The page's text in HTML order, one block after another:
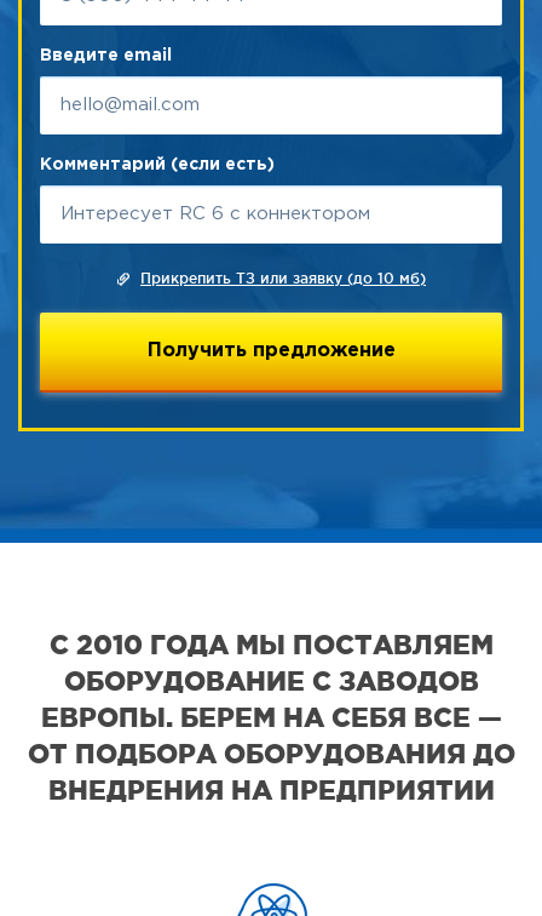
Введите email
Комментарий (если есть)
Прикрепить ТЗ или заявку (до 10 мб)
С 2010 ГОДА МЫ ПОСТАВЛЯЕМ
ОБОРУДОВАНИЕ С ЗАВОДОВ
ЕВРОПЫ. БЕРЕМ НА СЕБЯ ВСЕ —
ОТ ПОДБОРА ОБОРУДОВАНИЯ ДО
ВНЕДРЕНИЯ НА ПРЕДПРИЯТИИ